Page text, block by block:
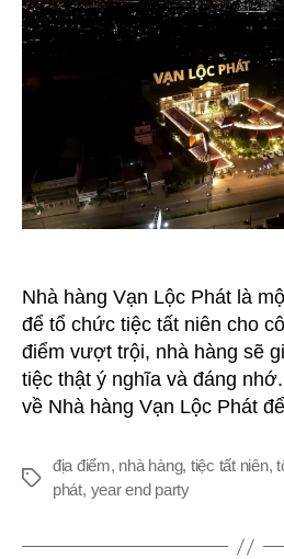
Nhà hàng Vạn Lộc Phát là
để tổ chức tiệc tất niên cho
điểm vượt trội, nhà hàng sẽ
tiệc thật ý nghĩa và đáng
về Nhà hàng Vạn Lộc Phát
Thẻ
địa điểm, nhà hàng, tiệc tất niên,
phát, year end party